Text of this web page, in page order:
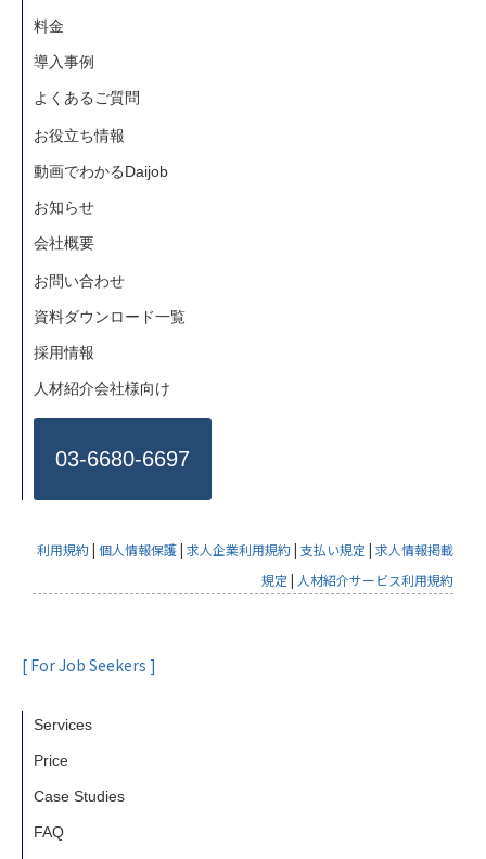
料金
導入事例
よくあるご質問
お役立ち情報
動画でわかるDaijob
お知らせ
会社概要
お問い合わせ
資料ダウンロード一覧
採用情報
人材紹介会社様向け
03-6680-6697
利用規約| 個人情報保護| 求人企業利用規約| 支払い規定 | 求人情報掲載
規定 | 人材紹介サービス利用規約
[ For Job Seekers ]
Services
Price
Case Studies
FAQ